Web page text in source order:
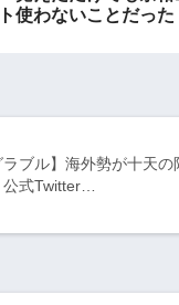
使わないことだった
ラブル】海外勢が十天
公式Twitter…